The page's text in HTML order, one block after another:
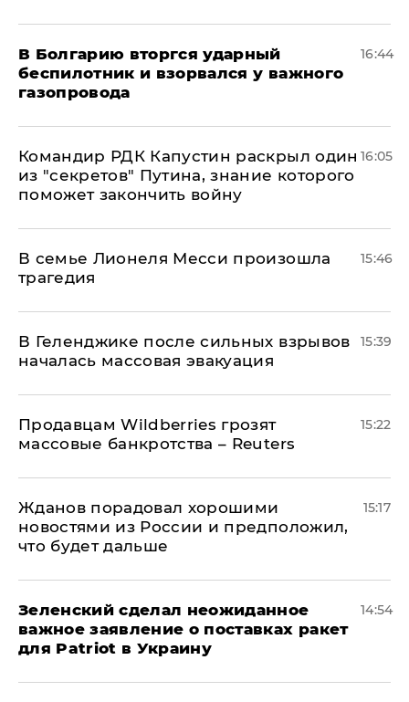
В Болгарию вторгся ударный
беспилотник и взорвался у важного
газопровода
16:44
Командир РДК Капустин раскрыл один
из "секретов" Путина, знание которого
поможет закончить войну
16:05
В семье Лионеля Месси произошла
трагедия
15:46
В Геленджике после сильных взрывов
началась массовая эвакуация
15:39
Продавцам Wildberries грозят
массовые банкротства – Reuters
15:22
Жданов порадовал хорошими
новостями из России и предположил,
что будет дальше
15:17
Зеленский сделал неожиданное
важное заявление о поставках ракет
для Patriot в Украину
14:54